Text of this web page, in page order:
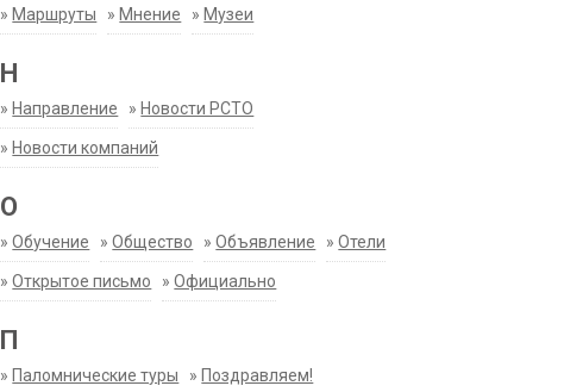
» Маршруты » Мнение » Музеи
Н
» Направление » Новости РСТО
» Новости компаний
О
»Обучение »Общество »Объявление »Отели
»Открытое письмо »Официально
П
» Паломнические туры » Поздравляем!